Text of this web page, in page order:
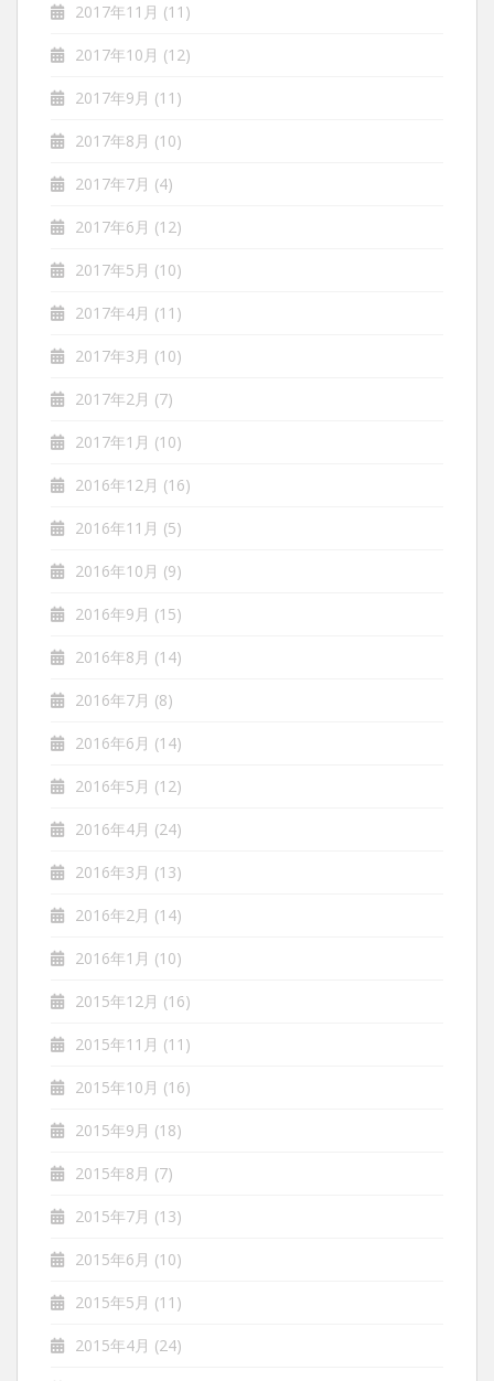
2017年11月 (11)
2017年10月 (12)
2017年9月 (11)
2017年8月 (10)
2017年7月 (4)
2017年6月 (12)
2017年5月 (10)
2017年4月 (11)
2017年3月 (10)
2017年2月 (7)
2017年1月 (10)
2016年12月 (16)
2016年11月 (5)
2016年10月 (9)
2016年9月 (15)
2016年8月 (14)
2016年7月 (8)
2016年6月 (14)
2016年5月 (12)
2016年4月 (24)
2016年3月 (13)
2016年2月 (14)
2016年1月 (10)
2015年12月 (16)
2015年11月 (11)
2015年10月 (16)
2015年9月 (18)
2015年8月 (7)
2015年7月 (13)
2015年6月 (10)
2015年5月 (11)
2015年4月 (24)